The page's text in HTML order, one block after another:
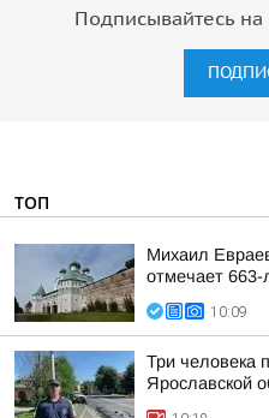
Подписывайтесь
ТОП
Михаил
отмечает 663-
10:09
Три человека
Ярославской